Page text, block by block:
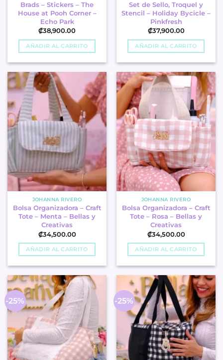
Brads – Stickers – The
House at Pooh Corner –
Echo Park
₡38,900.00
AÑADIR AL CARRITO
Set de Sello, Troquel y
Stencil – Holiday Bycicle –
Pinkfresh
₡37,900.00
AÑADIR AL CARRITO
JOHANNA RIVERO
Bolsa Organizadora – Craft
Tote – Menta – Bellas y
Creativas
₡34,500.00
AÑADIR AL CARRITO
JOHANNA RIVERO
Bolsa Organizadora – Craft
Tote – Rosa – Bellas y
Creativas
₡34,500.00
AÑADIR AL CARRITO
-25% -25%